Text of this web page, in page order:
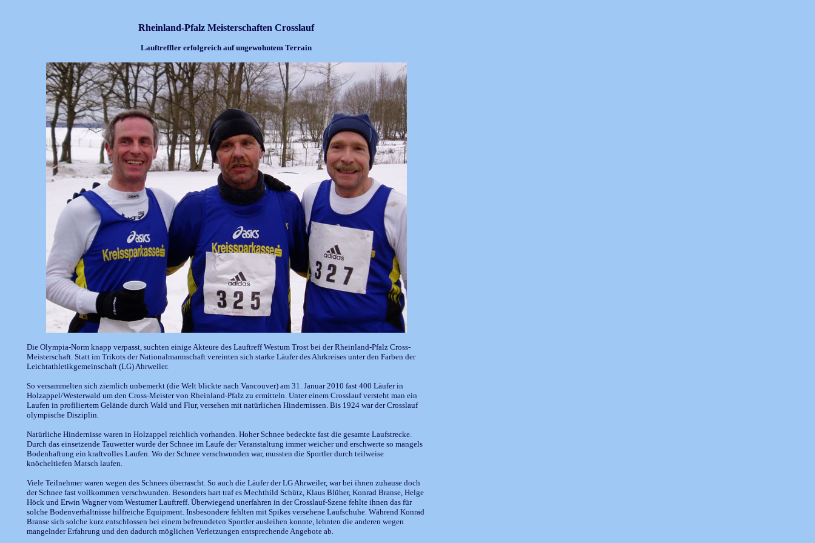
Rheinland-Pfalz Meisterschaften Crosslauf
Lauftreffler erfolgreich auf ungewohntem Terrain
Die Olympia-Norm knapp verpasst, suchten einige Akteure des Lauftreff Westum Trost bei der Rheinland-Pfalz Cross-
Meisterschaft. Statt im Trikots der Nationalmannschaft vereinten sich starke Läufer des Ahrkreises unter den Farben der
Leichtathletikgemeinschaft (LG) Ahrweiler.
So versammelten sich ziemlich unbemerkt (die Welt blickte nach Vancouver) am 31. Januar 2010 fast 400 Läufer in
Holzappel/Westerwald um den Cross-Meister von Rheinland-Pfalz zu ermitteln. Unter einem Crosslauf versteht man ein
Laufen in profiliertem Gelände durch Wald und Flur, versehen mit natürlichen Hindernissen. Bis 1924 war der Crosslauf
olympische Disziplin.
Natürliche Hindernisse waren in Holzappel reichlich vorhanden. Hoher Schnee bedeckte fast die gesamte Laufstrecke.
Durch das einsetzende Tauwetter wurde der Schnee im Laufe der Veranstaltung immer weicher und erschwerte so mangels
Bodenhaftung ein kraftvolles Laufen. Wo der Schnee verschwunden war, mussten die Sportler durch teilweise
knöcheltiefen Matsch laufen.
Viele Teilnehmer waren wegen des Schnees überrascht. So auch die Läufer der LG Ahrweiler, war bei ihnen zuhause doch
der Schnee fast vollkommen verschwunden. Besonders hart traf es Mechthild Schütz, Klaus Blüher, Konrad Branse, Helge
Höck und Erwin Wagner vom Westumer Lauftreff. Überwiegend unerfahren in der Crosslauf-Szene fehlte ihnen das für
solche Bodenverhältnisse hilfreiche Equipment. Insbesondere fehlten mit Spikes versehene Laufschuhe. Während Konrad
Branse sich solche kurz entschlossen bei einem befreundeten Sportler ausleihen konnte, lehnten die anderen wegen
mangelnder Erfahrung und den dadurch möglichen Verletzungen entsprechende Angebote ab.